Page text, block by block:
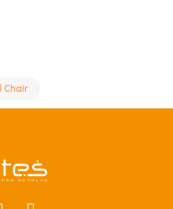
Chair